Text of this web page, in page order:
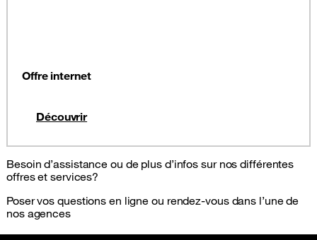
Offre internet
Découvrir
Besoin d’assistance ou de plus d’infos sur nos différentes
offres et services?
Poser vos questions en ligne ou rendez-vous dans l’une de
nos agences